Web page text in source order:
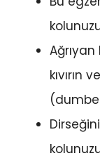
kıvırın